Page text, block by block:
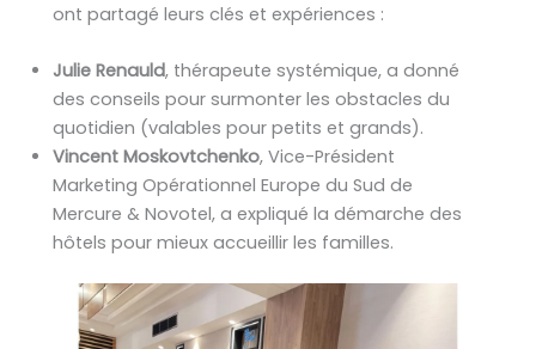
ont partagé leurs clés et expériences :
Julie Renauld, thérapeute systémique, a donné
des conseils pour surmonter les obstacles du
quotidien (valables pour petits et grands).
Vincent Moskovtchenko, Vice-Président
Marketing Opérationnel Europe du Sud de
Mercure & Novotel, a expliqué la démarche des
hôtels pour mieux accueillir les familles.